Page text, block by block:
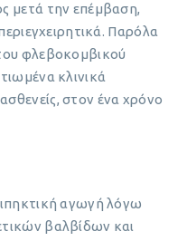
μετά την επέμβαση,
Παρόλα
φλεβοκομβικού
κλινικά
στον ένα χρόνο
αγωγή λόγω
βαλβίδων και